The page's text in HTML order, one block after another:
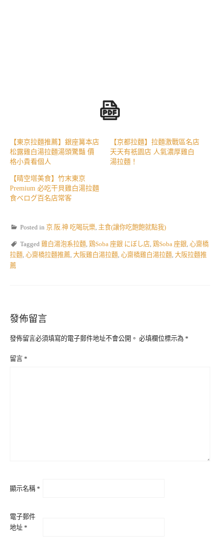
【東京拉麵推薦】銀座篝本店
松露雞白湯拉麵湯頭驚豔 價
格小貴看個人
【京都拉麵】拉麵激戰區名店
天天有祇園店 人氣濃厚雞白
湯拉麵！
【晴空塔美食】竹末東京
Premium 必吃干貝雞白湯拉麵
食べログ百名店常客
Posted in 京.阪.神 吃喝玩樂, 主食(讓你吃飽飽就點我)
Tagged 雞白湯泡系拉麵, 鶏Soba 座銀 にぼし店, 鶏Soba 座銀, 心齋橋
拉麵, 心齋橋拉麵推薦, 大阪雞白湯拉麵, 心齋橋雞白湯拉麵, 大阪拉麵推
薦
發佈留言
發佈留言必須填寫的電子郵件地址不會公開。 必填欄位標示為 *
留言 *
顯示名稱 *
電子郵件
地址 *